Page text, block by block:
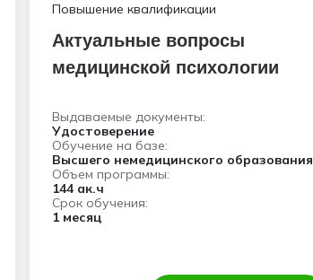
Повышение квалификации
Актуальные вопросы
медицинской психологии
Выдаваемые документы:
Удостоверение
Обучение на базе:
Высшего немедицинского образования
Объем программы:
144 ак.ч
Срок обучения:
1 месяц